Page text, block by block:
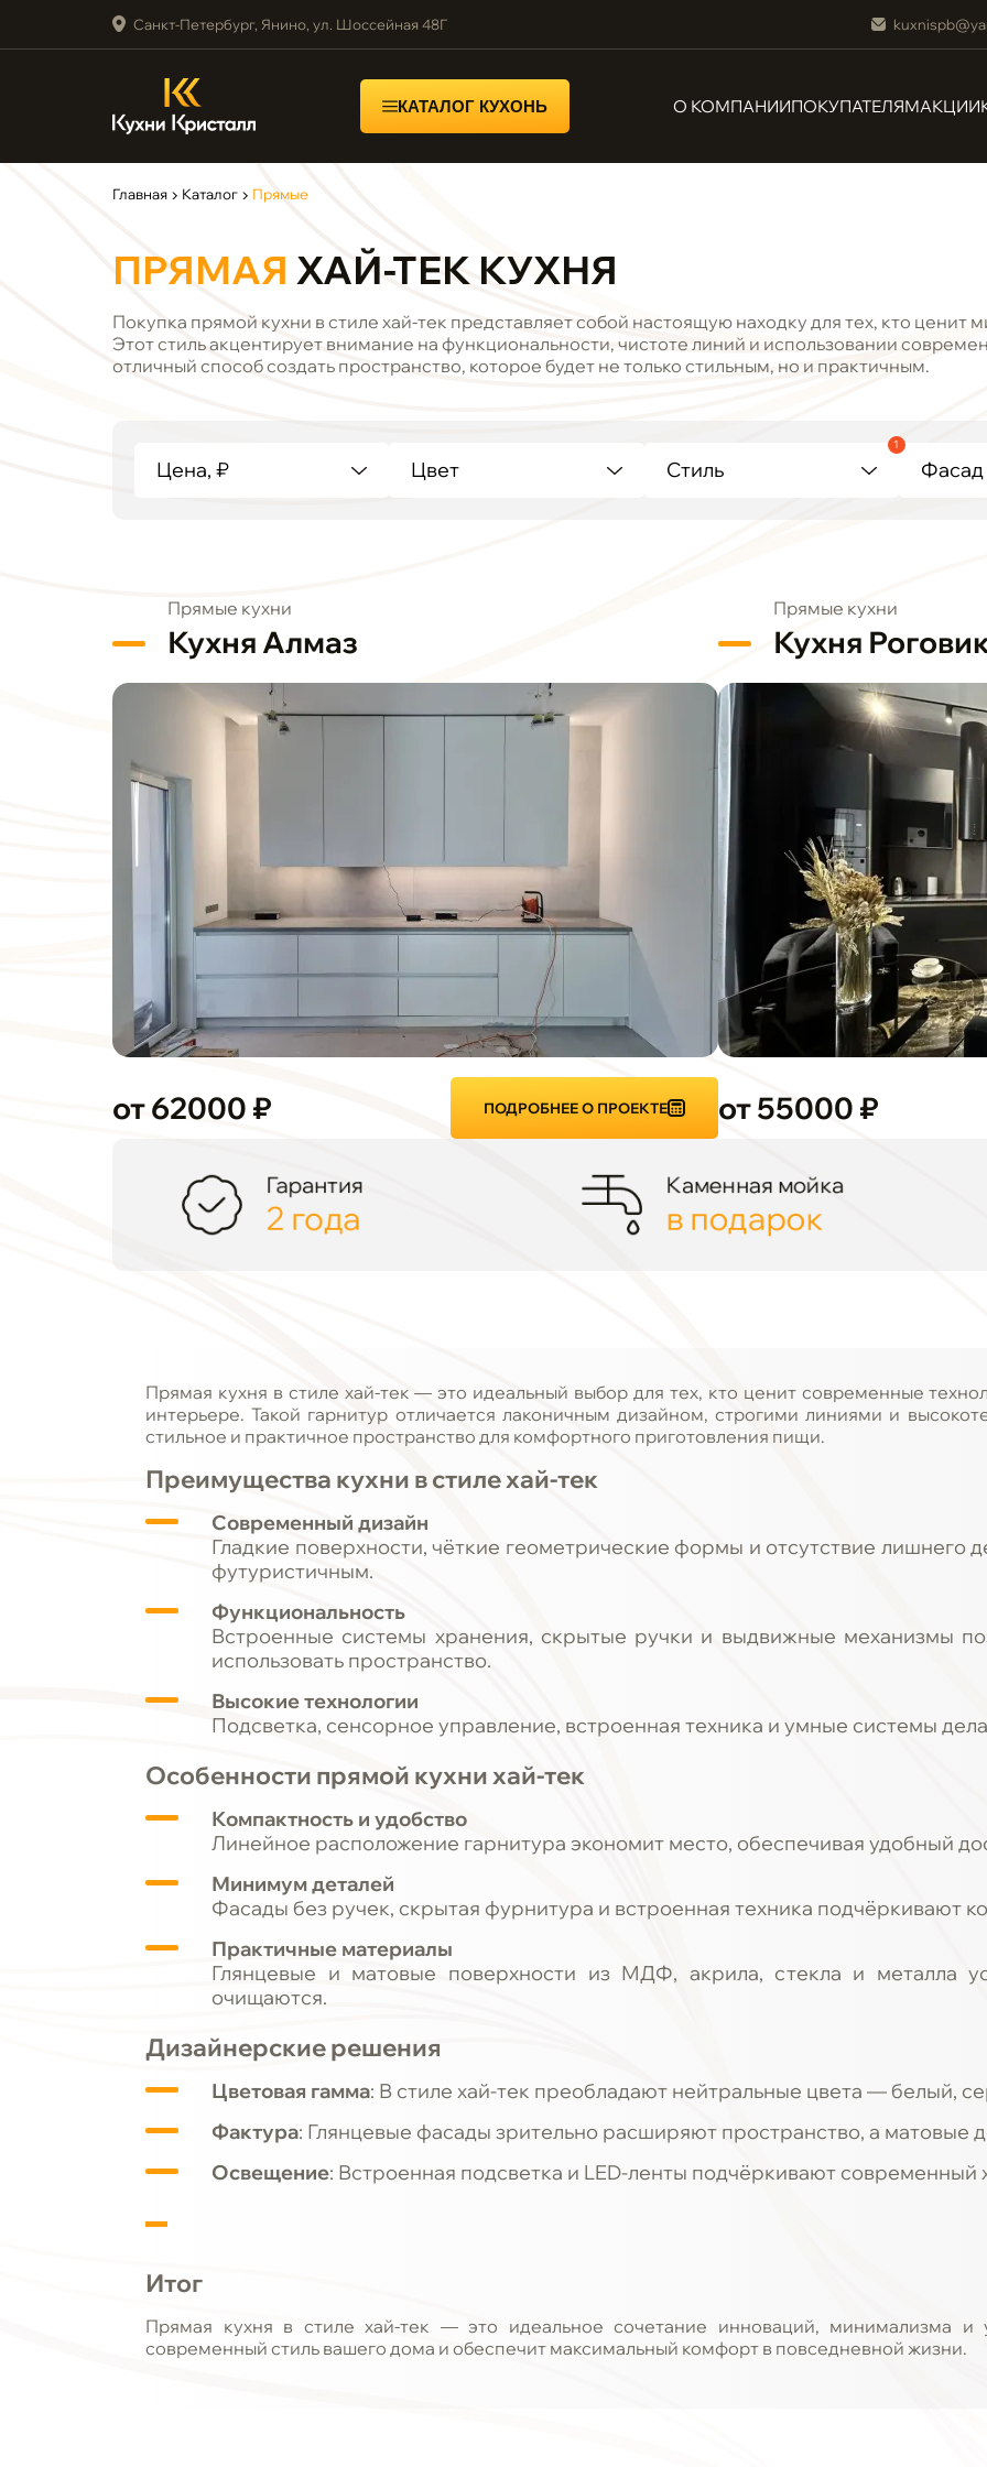
Санкт-Петербург, Янино, ул. Шоссейная 48Г
КАТАЛОГ КУХОНЬ О КОМПАНИИПОКУПАТЕЛЯМАКЦИИ
Главная ▶ Каталог ▶ Прямые
ПРЯМАЯ ХАЙ-ТЕК КУХНЯ
Покупка прямой кухни в стиле хай-тек представляет собой настоящую находку для тех, кто
Этот стиль акцентирует внимание на функциональности, чистоте линий и использовании
отличный способ создать пространство, которое будет не только стильным, но и практичным.
Цена, ₽ Цвет
1
Стиль Фасад
Прямые кухни
Кухня Алмаз
от 62000 ₽ ПОДРОБНЕЕ О ПРОЕКТЕ
Прямые кухни
Кухня
от 55000 ₽
Гарантия
2 года
Каменная мойка
в подарок
Прямая кухня в стиле хай-тек — это идеальный выбор для тех, кто ценит современные
интерьере. Такой гарнитур отличается лаконичным дизайном, строгими линиями и
стильное и практичное пространство для комфортного приготовления пищи.
Преимущества кухни в стиле хай-тек
Современный дизайн
Гладкие поверхности, чёткие геометрические формы и отсутствие лишнего
футуристичным.
Функциональность
Встроенные системы хранения, скрытые ручки и выдвижные механизмы
использовать пространство.
Высокие технологии
Подсветка, сенсорное управление, встроенная техника и умные системы
Особенности прямой кухни хай-тек
Компактность и удобство
Линейное расположение гарнитура экономит место, обеспечивая удобный
Минимум деталей
Фасады без ручек, скрытая фурнитура и встроенная техника подчёркивают
Практичные материалы
Глянцевые и матовые поверхности из МДФ, акрила, стекла и металла
очищаются.
Дизайнерские решения
Цветовая гамма: В стиле хай-тек преобладают нейтральные цвета — белый,
Фактура: Глянцевые фасады зрительно расширяют пространство, а матовые
Освещение: Встроенная подсветка и LED-ленты подчёркивают современный
Итог
Прямая кухня в стиле хай-тек — это идеальное сочетание инноваций, минимализма и
современный стиль вашего дома и обеспечит максимальный комфорт в повседневной жизни.